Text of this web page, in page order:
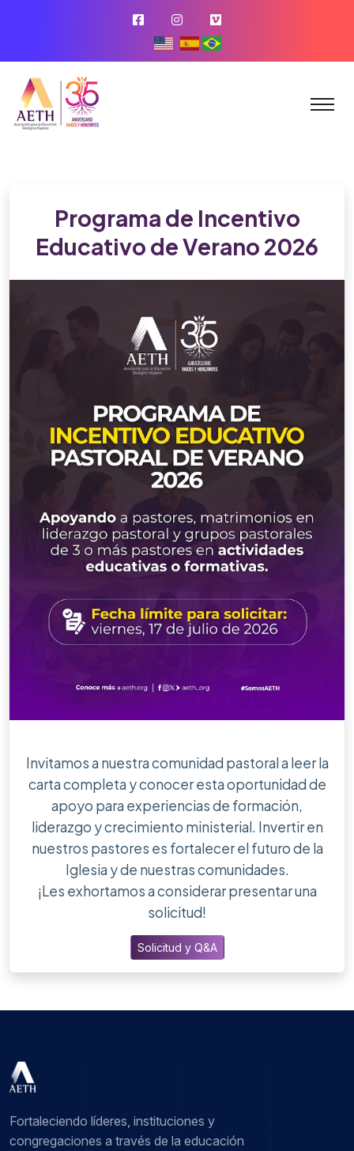
Programa de Incentivo
Educativo de Verano 2026
Invitamos a nuestra comunidad pastoral a leer la
carta completa y conocer esta oportunidad de
apoyo para experiencias de formación,
liderazgo y crecimiento ministerial. Invertir en
nuestros pastores es fortalecer el futuro de la
Iglesia y de nuestras comunidades.
¡Les exhortamos a considerar presentar una
solicitud!
Solicitud y Q&A
Fortaleciendo líderes, instituciones y
congregaciones a través de la educación